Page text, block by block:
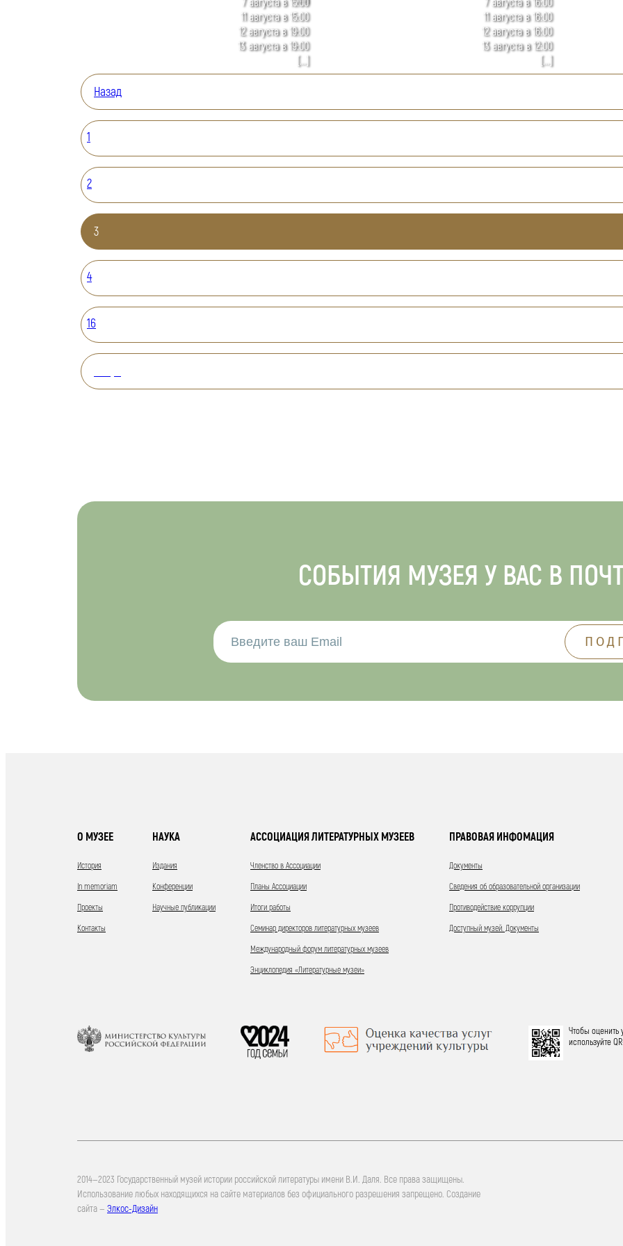
11 августа в 15:00
12 августа в 19:00
13 августа в 19:00
[...]
11 августа в 16:00
12 августа в 16:00
13 августа в 12:00
[...]
Назад
1
2
3
4
16
СОБЫТИЯ МУЗЕЯ У ВАС В
О МУЗЕЕ
История
In memoriam
Проекты
Контакты
НАУКА
Издания
Конференции
Научные публикации
АССОЦИАЦИЯ ЛИТЕРАТУРНЫХ МУЗЕЕВ
Членство в Ассоциации
Планы Ассоциации
Итоги работы
Семинар директоров литературных музеев
Международный форум литературных музеев
Энциклопедия «Литературные музеи»
ПРАВОВАЯ ИНФОМАЦИЯ
Документы
Сведения об образовательной организации
Противодействие коррупции
Доступный музей. Документы
Чтобы оценить
используйте
2014—2023 Государственный музей истории российской литературы имени В.И. Даля. Все права защищены.
Использование любых находящихся на сайте материалов без официального разрешения запрещено. Создание
сайта — Элкос-Дизайн